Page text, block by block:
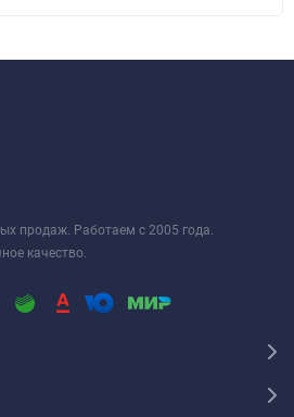
продаж. Работаем с 2005 года.
качество.